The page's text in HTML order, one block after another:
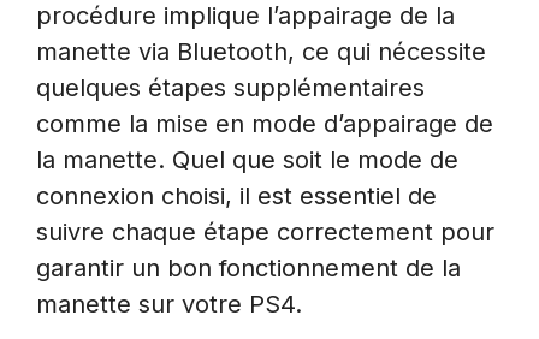
procédure implique l’appairage de la
manette via Bluetooth, ce qui nécessite
quelques étapes supplémentaires
comme la mise en mode d’appairage de
la manette. Quel que soit le mode de
connexion choisi, il est essentiel de
suivre chaque étape correctement pour
garantir un bon fonctionnement de la
manette sur votre PS4.